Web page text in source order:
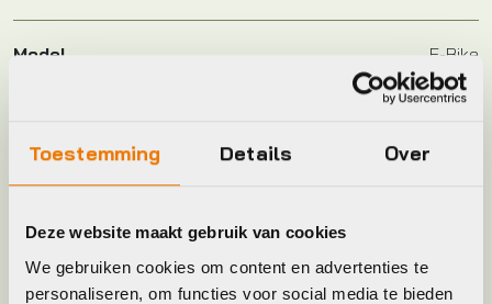
Toestemming Details Over
Deze website maakt gebruik van cookies
We gebruiken cookies om content en advertenties te
personaliseren, om functies voor social media te bieden
Model E-Bike
Merk